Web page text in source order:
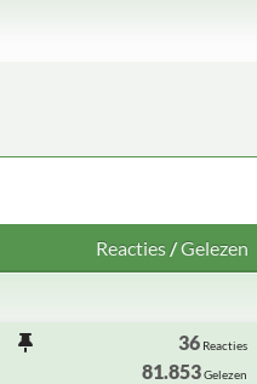
Reacties/Gelezen
36Reacties
81.853Gelezen